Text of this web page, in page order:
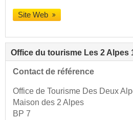
Site Web
Office du tourisme Les 2 Alpes
Contact de référence
Office de Tourisme Des Deux
Maison des 2 Alpes
BP 7